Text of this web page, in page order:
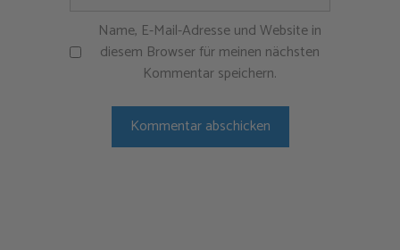
Name, E-Mail-Adresse und Website in
diesem Browser für meinen nächsten
Kommentar speichern.